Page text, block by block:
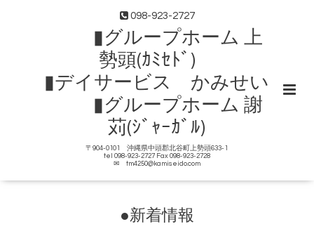
098-923-2727
▮グループホーム 上
勢頭(ｶﾐｾﾄﾞ)
▮デイサービス かみせい
▮グループホーム 謝
苅(ｼﾞｬｰｶﾞﾙ)
〒904-0101 沖縄県中頭郡北谷町上勢頭633-1
tel 098-923-2727 Fax 098-923-2728
✉ tm4250@kamiseido.com
●新着情報